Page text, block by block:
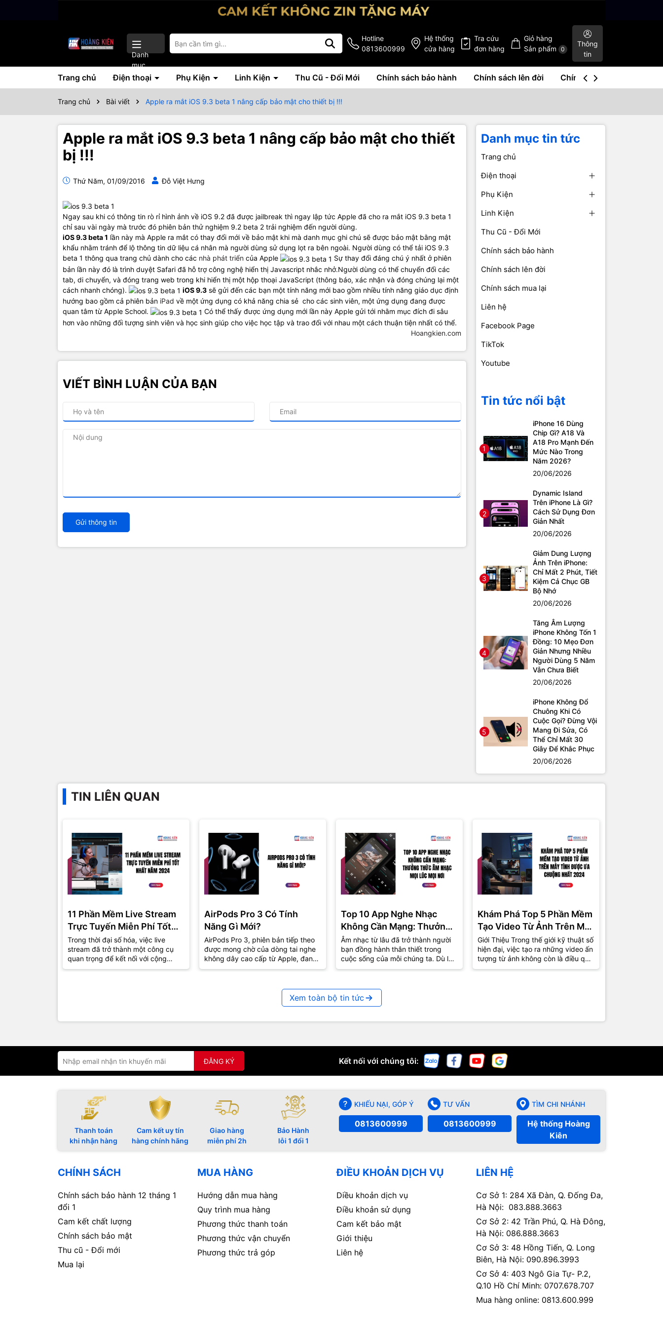
Danh
mục
Hotline
0813600999
Hệ thống
cửa hàng
Tra cứu
đơn hàng
Giỏ hàng
Sản phẩm
0
Thông
tin
Trang chủ Điện thoại Phụ Kiện Linh Kiện Thu Cũ - Đổi Mới Chính sách bảo hành Chính sách lên đời Chính sách mua lại
Trang chủ Bài viết Apple ra mắt iOS 9.3 beta 1 nâng cấp bảo mật cho thiết bị !!!
Apple ra mắt iOS 9.3 beta 1 nâng cấp bảo mật cho thiết
bị !!!
Thứ Năm, 01/09/2016 Đỗ Việt Hưng
Ngay sau khi có thông tin rò rỉ hình ảnh về iOS 9.2 đã được jailbreak thì ngay lập tức Apple đã cho ra mắt iOS 9.3 beta 1
chỉ sau vài ngày mà trước đó phiên bản thử nghiệm 9.2 beta 2 trải nghiệm đến người dùng.
iOS 9.3 beta 1 lần này mà Apple ra mắt có thay đổi mới về bảo mật khi mà danh mục ghi chú sẽ được bảo mật bằng mật
khẩu nhằm tránh để lộ thông tin dữ liệu cá nhân mà người dùng sử dụng lọt ra bên ngoài. Người dùng có thể tải iOS 9.3
beta 1 thông qua trang chủ dành cho các nhà phát triển của Apple
Sự thay đổi đáng chú ý nhất ở phiên
bản lần này đó là trình duyệt Safari đã hỗ trợ công nghệ hiển thị Javascript nhắc nhở.Người dùng có thể chuyển đổi các
tab, di chuyển, và đóng trang web trong khi hiển thị một hộp thoại JavaScript (thông báo, xác nhận và đóng chúng lại một
cách nhanh chóng).
iOS 9.3 sẽ gửi đến các bạn một tính năng mới bao gồm nhiều tính năng giáo dục định
hướng bao gồm cả phiên bản iPad về một ứng dụng có khả năng chia sẻ cho các sinh viên, một ứng dụng đang được
quan tâm từ Apple School.
Có thể thấy được ứng dụng mới lần này Apple gửi tới nhằm mục đích đi sâu
hơn vào những đối tượng sinh viên và học sinh giúp cho việc học tập và trao đổi với nhau một cách thuận tiện nhất có thể.
Hoangkien.com
VIẾT BÌNH LUẬN CỦA BẠN
Gửi thông tin
Danh mục tin tức
Trang chủ
Điện thoại
Phụ Kiện
Linh Kiện
Thu Cũ - Đổi Mới
Chính sách bảo hành
Chính sách lên đời
Chính sách mua lại
Liên hệ
Facebook Page
TikTok
Youtube
Tin tức nổi bật
1
iPhone 16 Dùng
Chip Gì? A18 Và
A18 Pro Mạnh Đến
Mức Nào Trong
Năm 2026?
20/06/2026
2
Dynamic Island
Trên iPhone Là Gì?
Cách Sử Dụng Đơn
Giản Nhất
20/06/2026
3
Giảm Dung Lượng
Ảnh Trên iPhone:
Chỉ Mất 2 Phút, Tiết
Kiệm Cả Chục GB
Bộ Nhớ
20/06/2026
4
Tăng Âm Lượng
iPhone Không Tốn 1
Đồng: 10 Mẹo Đơn
Giản Nhưng Nhiều
Người Dùng 5 Năm
Vẫn Chưa Biết
20/06/2026
5
iPhone Không Đổ
Chuông Khi Có
Cuộc Gọi? Đừng Vội
Mang Đi Sửa, Có
Thể Chỉ Mất 30
Giây Để Khắc Phục
20/06/2026
TIN LIÊN QUAN
11 Phần Mềm Live Stream
Trực Tuyến Miễn Phí Tốt
Nhất Năm 2024
Trong thời đại số hóa, việc live
stream đã trở thành một công cụ
quan trọng để kết nối với cộng
đồng và khán giả. Dù bạn là một
AirPods Pro 3 Có Tính
Năng Gì Mới?
AirPods Pro 3, phiên bản tiếp theo
được mong chờ của dòng tai nghe
không dây cao cấp từ Apple, đang
thu hút sự quan tâm lớn từ cộng
Top 10 App Nghe Nhạc
Không Cần Mạng: Thưởng
Thức Âm Nhạc Mọi Nơi
Âm nhạc từ lâu đã trở thành người
bạn đồng hành thân thiết trong
cuộc sống của mỗi chúng ta. Dù là
lúc vui hay buồn, âm nhạc luôn
Khám Phá Top 5 Phần Mềm
Tạo Video Từ Ảnh Trên Máy
Tính Được Ưa Chuộng Nhất
2024
Giới Thiệu Trong thế giới kỹ thuật số
hiện đại, việc tạo ra những video ấn
tượng từ ảnh không còn là điều quá
xa lạ. Từ những bức ảnh kỷ...
Xem toàn bộ tin tức
ĐĂNG KÝ Kết nối với chúng tôi:
Thanh toán
khi nhận hàng
Cam kết uy tín
hàng chính hãng
Giao hàng
miễn phí 2h
Bảo Hành
lỗi 1 đổi 1
KHIẾU NẠI, GÓP Ý
0813600999
TƯ VẤN
0813600999
TÌM CHI NHÁNH
Hệ thống Hoàng
Kiên
CHÍNH SÁCH
Chính sách bảo hành 12 tháng 1
đổi 1
Cam kết chất lượng
Chính sách bảo mật
Thu cũ - Đổi mới
Mua lại
MUA HÀNG
Hướng dẫn mua hàng
Quy trình mua hàng
Phương thức thanh toán
Phương thức vận chuyển
Phương thức trả góp
ĐIỀU KHOẢN DỊCH VỤ
Diều khoản dịch vụ
Điều khoản sử dụng
Cam kết bảo mật
Giới thiệu
Liên hệ
LIÊN HỆ
Cơ Sở 1: 284 Xã Đàn, Q. Đống Đa,
Hà Nội: 083.888.3663
Cơ Sở 2: 42 Trần Phú, Q. Hà Đông,
Hà Nội: 086.888.3663
Cơ Sở 3: 48 Hồng Tiến, Q. Long
Biên, Hà Nội: 090.896.3993
Cơ Sở 4: 403 Ngô Gia Tự- P.2,
Q.10 Hồ Chí Minh: 0707.678.707
Mua hàng online: 0813.600.999